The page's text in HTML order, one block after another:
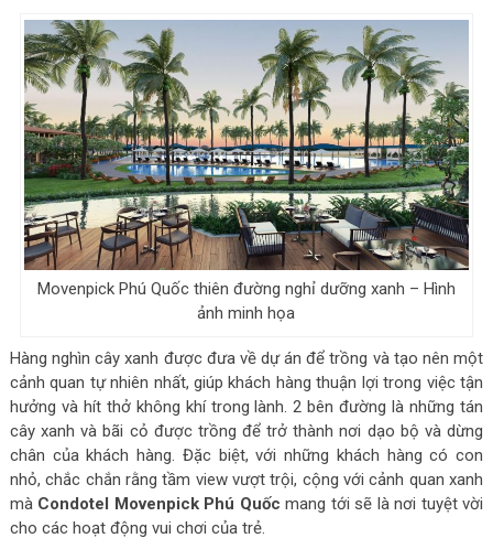
Movenpick Phú Quốc thiên đường nghỉ dưỡng xanh – Hình
ảnh minh họa
Hàng nghìn cây xanh được đưa về dự án để trồng và tạo nên một
cảnh quan tự nhiên nhất, giúp khách hàng thuận lợi trong việc tận
hưởng và hít thở không khí trong lành. 2 bên đường là những tán
cây xanh và bãi cỏ được trồng để trở thành nơi dạo bộ và dừng
chân của khách hàng. Đặc biệt, với những khách hàng có con
nhỏ, chắc chắn rằng tầm view vượt trội, cộng với cảnh quan xanh
mà Condotel Movenpick Phú Quốc mang tới sẽ là nơi tuyệt vời
cho các hoạt động vui chơi của trẻ.